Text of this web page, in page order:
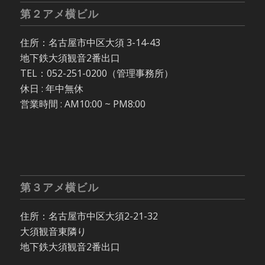
第２アメ横ビル
住所：名古屋市中区大須 3-14-43
地下鉄大須観音2番出口
TEL：052-251-0200（管理事務所）
休日 : 年中無休
営業時間 : AM10:00 ~ PM8:00
第３アメ横ビル
住所：名古屋市中区大須2-21-32
大須観音東隣り
地下鉄大須観音2番出口